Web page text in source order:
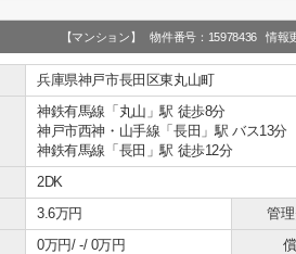
【マンション】 物件番号：15978436 情報
兵庫県神戸市長田区東丸山町
神鉄有馬線「丸山」駅 徒歩8分
神戸市西神・山手線「長田」駅 バス13分
神鉄有馬線「長田」駅 徒歩12分
2DK
3.6万円 管
0万円/ -/ 0万円